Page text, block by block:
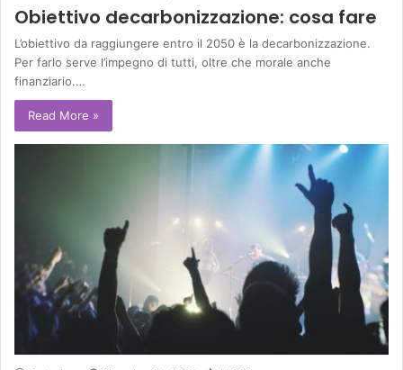
Obiettivo decarbonizzazione: cosa fare
L’obiettivo da raggiungere entro il 2050 è la decarbonizzazione.
Per farlo serve l’impegno di tutti, oltre che morale anche
finanziario.…
Read More »